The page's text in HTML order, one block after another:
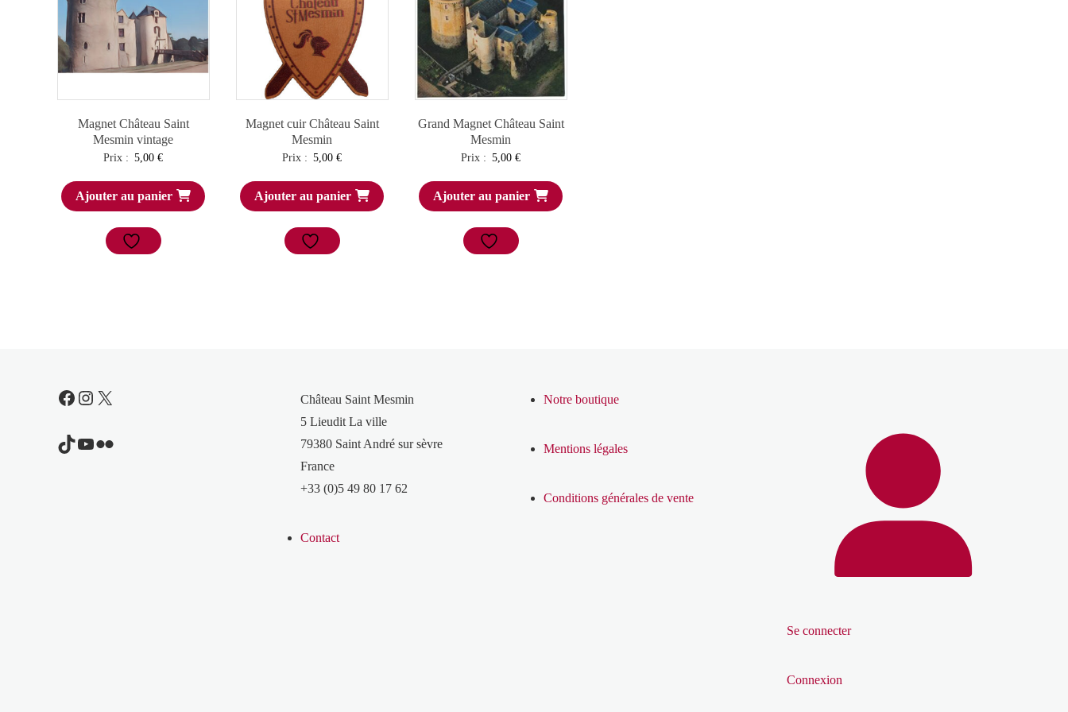
Magnet Château Saint
Mesmin vintage
Prix : 5,00€
Ajouter au panier
Magnet cuir Château Saint
Mesmin
Prix : 5,00€
Ajouter au panier
Grand Magnet Château Saint
Mesmin
Prix : 5,00€
Ajouter au panier
Facebook
Instagram
X
TikTok
YouTube
Flickr
Château Saint Mesmin
5 Lieudit La ville
79380 Saint André sur sèvre
France
+33 (0)5 49 80 17 62
Contact
Notre boutique
Mentions légales
Conditions générales de vente
Se connecter
Connexion